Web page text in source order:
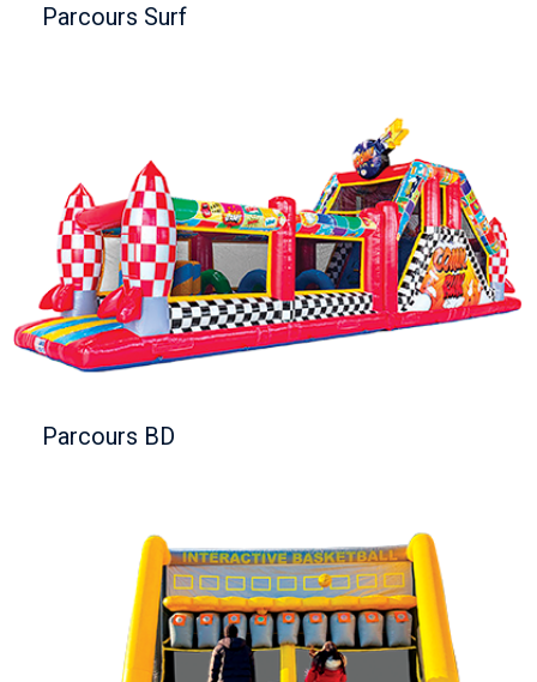
Parcours Surf
Parcours BD